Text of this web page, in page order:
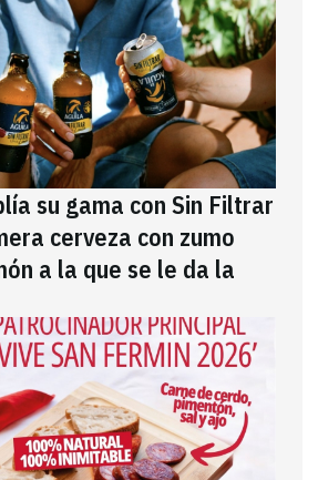
su gama con Sin Filtrar
cerveza con zumo
a la que se le da la